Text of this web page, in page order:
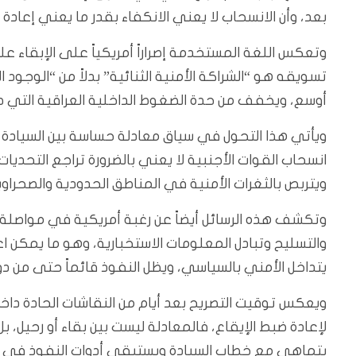
بعد، وأن الانسحاب لا يعني الانكفاء بقدر ما يعني إعادة
وتعكس اللغة المستخدمة إصراراً أمريكياً على
تسويقه هو “الشراكة الأمنية الثنائية” بدلاً من
أوسع، ويخفف من حدة الضغوط الداخلية العراقية التي
ويأتي هذا التحول في سياق معادلة حساسة بين السيادة
انسحاب القوات الأجنبية لا يعني بالضرورة تراجع
ويتربص بالثغرات الأمنية في المناطق الحدودية
وتكشف هذه الرسائل أيضاً عن رغبة أمريكية في مواصلة
والتسليح وتبادل المعلومات الاستخبارية، وهو ما يمكن
يتداخل الأمني بالسياسي، ويظل النفوذ قائماً حتى من
ويعكس توقيت التصريح بعد أيام من النقاشات الحادة
لإعادة ضبط الإيقاع، فالمعادلة ليست بين بقاء أو
يتماهى مع خطاب السيادة ويستبقي أدوات النفوذ في